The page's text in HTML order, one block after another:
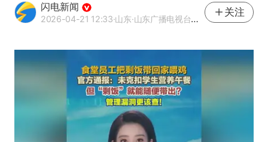
闪电新闻
2026-04-21 12:33·山东·山东广播电视台官方APP闪电新闻
关注